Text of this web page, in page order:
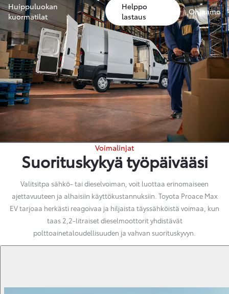
Huippuluokan
kuormatilat
Helppo
lastaus
Ohjaamo
Voimalinjat
Suorituskykyä työpäivääsi
Valitsitpa sähkö- tai dieselvoiman, voit luottaa erinomaiseen
ajettavuuteen ja alhaisiin käyttökustannuksiin. Toyota Proace Max
EV tarjoaa herkästi reagoivaa ja hiljaista täyssähköistä voimaa, kun
taas 2,2-litraiset dieselmoottorit yhdistävät
polttoainetaloudellisuuden ja vahvan suorituskyvyn.